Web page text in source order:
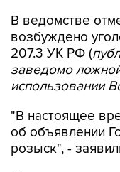
В ведомстве
возбуждено
207.3 УК РФ (
заведомо
использовании
"В настоящее
об объявлении
розыск", -